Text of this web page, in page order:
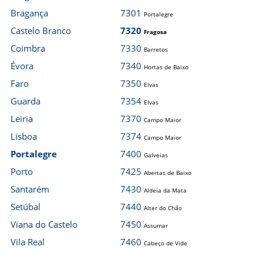
Bragança
Castelo Branco
Coimbra
Évora
Faro
Guarda
Leiria
Lisboa
Portalegre
Porto
Santarém
Setúbal
Viana do Castelo
Vila Real
7301 Portalegre
7320 Fragosa
7330 Barretos
7340 Hortas de Baixo
7350 Elvas
7354 Elvas
7370 Campo Maior
7374 Campo Maior
7400 Galveias
7425 Abertas de Baixo
7430 Aldeia da Mata
7440 Alter do Chão
7450 Assumar
7460 Cabeço de Vide